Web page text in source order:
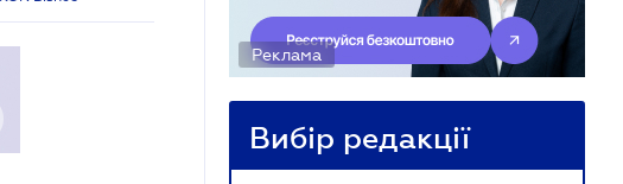
Реклама
Вибір редакції